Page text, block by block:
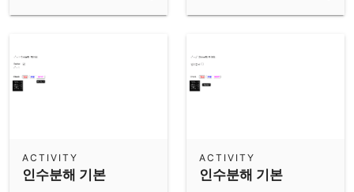
인수분해 기본
ACTIVITY
인수분해 기본
ACTIVITY